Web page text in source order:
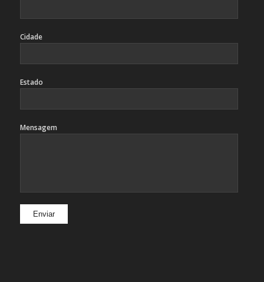
Cidade
Estado
Mensagem